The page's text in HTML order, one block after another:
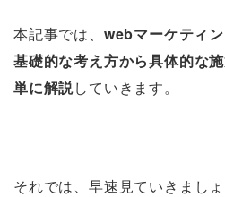
本記事では、 webマーケティ
基礎的な考え方から具体的な
単に解説していきます。
それでは、早速見ていきましょ